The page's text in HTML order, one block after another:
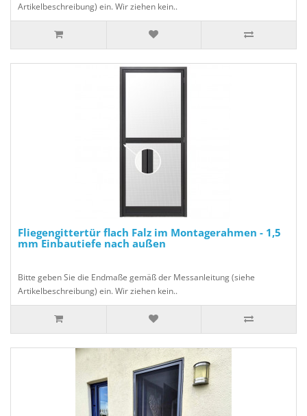
Artikelbeschreibung) ein. Wir ziehen kein..
Fliegengittertür flach Falz im Montagerahmen - 1,5
mm Einbautiefe nach außen
Bitte geben Sie die Endmaße gemäß der Messanleitung (siehe
Artikelbeschreibung) ein. Wir ziehen kein..